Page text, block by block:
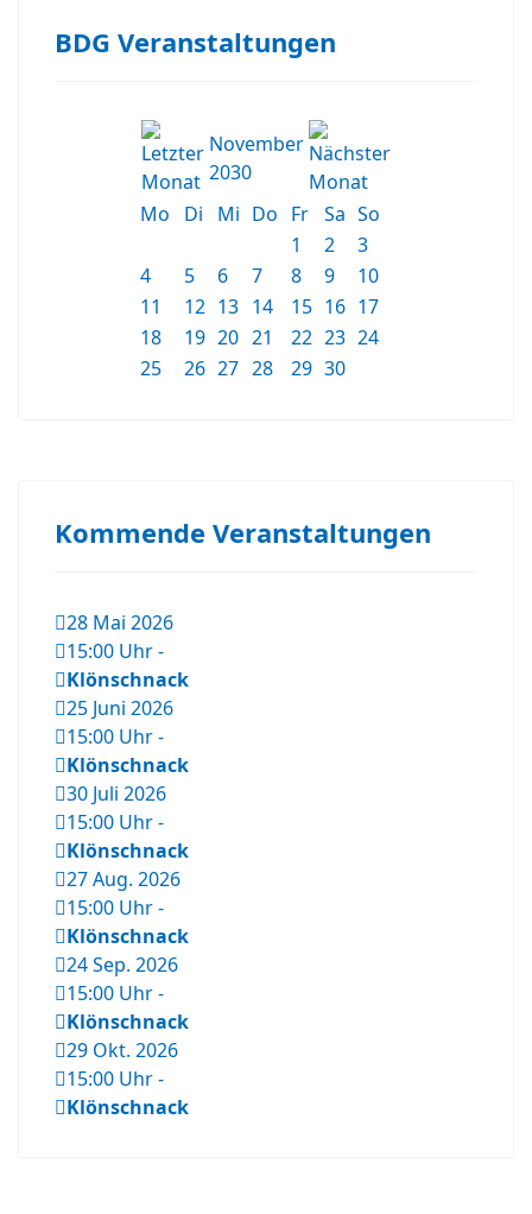
BDG Veranstaltungen
November
2030
Mo
Di Mi Do Fr Sa So
1
2
3
4
5 6 7 8 9
10
11
12 13 14 15 16 17
18
19 20 21 22 23 24
25
26 27 28 29 30
Kommende Veranstaltungen
28 Mai 2026
15:00 Uhr-
Klönschnack
25 Juni 2026
15:00 Uhr-
Klönschnack
30 Juli 2026
15:00 Uhr-
Klönschnack
27 Aug. 2026
15:00 Uhr-
Klönschnack
24 Sep. 2026
15:00 Uhr-
Klönschnack
29 Okt. 2026
15:00 Uhr-
Klönschnack